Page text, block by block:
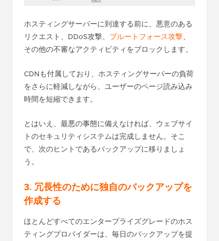
ホスティングサーバーに到達する前に、悪意のある
リクエスト、DDoS攻撃、 ブルートフォース攻撃、
その他の不審なアクティビティをブロックします。
CDNも付属しており、ホスティングサーバーの負荷
をさらに軽減しながら、ユーザーのページ読み込み
時間を短縮できます。
とはいえ、最悪の事態に備えなければ、ウェブサイ
トのセキュリティシステムは完成しません。そこ
で、次のヒントであるバックアップに移りましょ
う。
3. 冗長性のために独自のバックアップを
作成する
ほとんどすべてのエンタープライズグレードのホス
ティングプロバイダーは、毎日のバックアップを提